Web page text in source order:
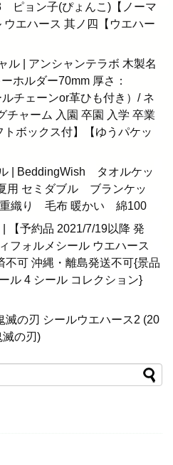
ョン子(ぴょんこ)【ノーマ
エハース 其ノ四【ウエハー
ル | アンシャンテラボ 木製名
ホルダー70mm 厚さ：
チェーンor革ひも付き）/ ネ
チャーム 入園 卒園 入学 卒業
ボックス付】【ゆうパケッ
| BeddingWish タオルケッ
用 セミダブル ブランケッ
織り 毛布 暖かい 綿100
【予約品 2021/7/19以降 発
フォルメシール ウエハース
可 沖縄・離島発送不可{景品
ル 4 シール コレクション}
滅の刃 シールウエハース2 (20
滅の刃)